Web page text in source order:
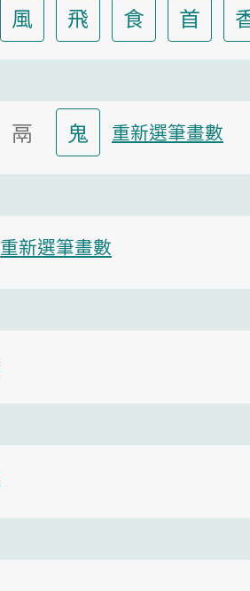
風 飛 食 首
鬲 鬼 重新選筆畫數
重新選筆畫數